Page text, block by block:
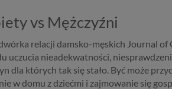
vs Mężczyźni
relacji damsko-męskich Journal
uczucia nieadekwatności,
dla których tak się stało. Być może
w domu z dziećmi i zajmowanie się
kilka